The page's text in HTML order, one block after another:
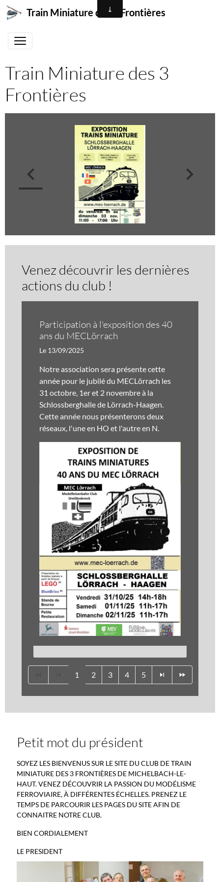
Train Miniature des 3 Frontières
Train Miniature des 3
Frontières
Venez découvrir les dernières
actions du club !
Participation à l'exposition des 40
ans du MECLörrach
Le 13/09/2025
Notre association sera présente cette
année pour le jubilé du MECLörrach les
31 octobre, 1er et 2 novembre à la
Schlossberghalle de Lörrach-Haagen.
Cette année nous présenterons deux
réseaux, l'une en HO et l'autre en N.
1 2 3 4 5
Petit mot du président
SOYEZ LES BIENVENUS SUR LE SITE DU CLUB DE TRAIN
MINIATURE DES 3 FRONTIÈRES DE MICHELBACH-LE-
HAUT. VENEZ DÉCOUVRIR LA PASSION DU MODÉLISME
FERROVIAIRE, À DIFFÉRENTES ÉCHELLES. PRENEZ LE
TEMPS DE PARCOURIR LES PAGES DU SITE AFIN DE
CONNAITRE NOTRE CLUB.
BIEN CORDIALEMENT
LE PRESIDENT